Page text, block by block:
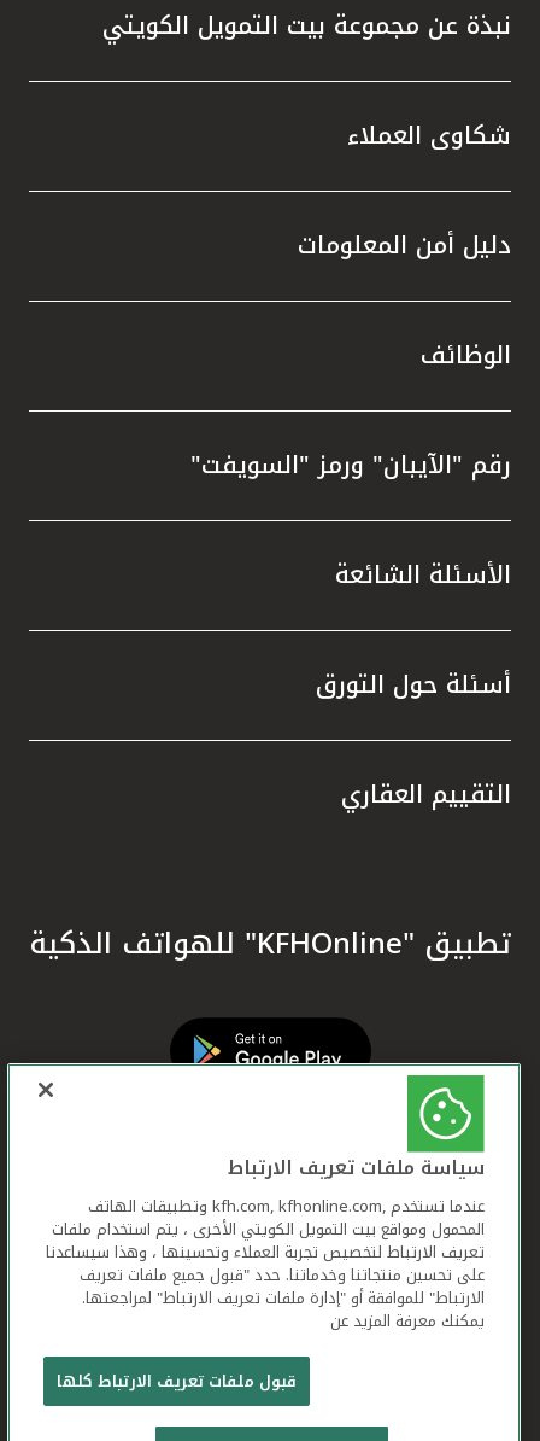
نبذة عن مجموعة بيت التمويل الكويتي
شكاوى العملاء
دليل أمن المعلومات
الوظائف
رقم "الآيبان" ورمز "السويفت"
الأسئلة الشائعة
أسئلة حول التورق
التقييم العقاري
تطبيق "KFHOnline" للهواتف الذكية
بيت التمويل الكويتي جميع الحقوق محفوظة © 2026
شروط وأحكام استخدام الموقع الإلكتروني
سياسة ملفات تعريف الارتباط
عندما تستخدم ,kfh.com, kfhonline.com وتطبيقات الهاتف
المحمول ومواقع بيت التمويل الكويتي الأخرى ، يتم استخدام ملفات
تعريف الارتباط لتخصيص تجربة العملاء وتحسينها ، وهذا سيساعدنا
على تحسين منتجاتنا وخدماتنا. حدد "قبول جميع ملفات تعريف
الارتباط" للموافقة أو "إدارة ملفات تعريف الارتباط" لمراجعتها.
يمكنك معرفة المزيد عن
قبول ملفات تعريف الارتباط كلها